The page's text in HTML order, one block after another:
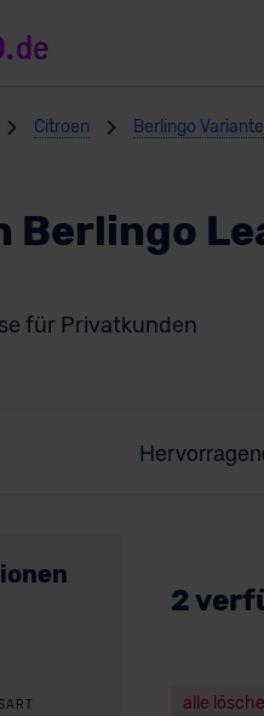
Citroen Berlingo
Berlingo
für Privatkunden
2
alle